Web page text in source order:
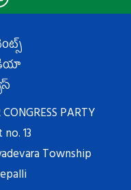
CONGRESS PARTY
13
Township